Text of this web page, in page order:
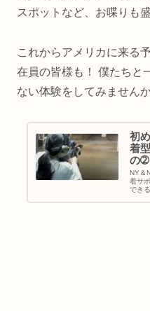
スポットなど、お喋りも
これからアメリカに来る
在員の皆様も！ 僕たちと
ない体験をしてみません
初
着
の➁
NY＆
着サ
でき